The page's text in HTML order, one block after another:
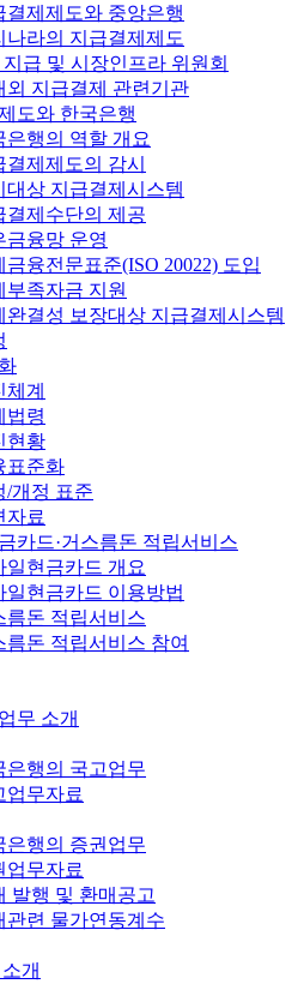
결제제도와 중앙은행
나라의 지급결제제도
지급 및 시장인프라 위원회
외 지급결제 관련기관
도와 한국은행
은행의 역할 개요
결제제도의 감시
대상 지급결제시스템
결제수단의 제공
금융망 운영
금융전문표준(ISO 20022) 도입
부족자금 지원
완결성 보장대상 지급결제시스템
체계
법령
현황
표준화
/개정 표준
자료
카드·거스름돈 적립서비스
일현금카드 개요
일현금카드 이용방법
름돈 적립서비스
름돈 적립서비스 참여
무 소개
은행의 국고업무
업무자료
은행의 증권업무
업무자료
발행 및 환매공고
관련 물가연동계수
개